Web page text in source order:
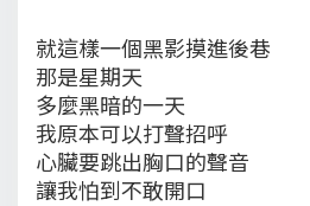
就這樣一個黑影摸進後巷
那是星期天
多麼黑暗的一天
我原本可以打聲招呼
心臟要跳出胸口的聲音
讓我怕到不敢開口